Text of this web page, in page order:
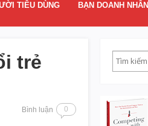
TIÊU DÙNG BẠN DOANH NHÂN
trẻ
Bình luận 0